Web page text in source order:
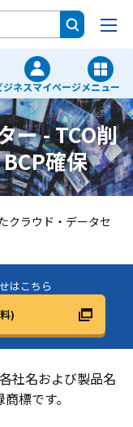
ジネスマイページメニュー
ー - TCO削
確保
クラウド・データセ
はこちら
)
社名および製品名
標です。